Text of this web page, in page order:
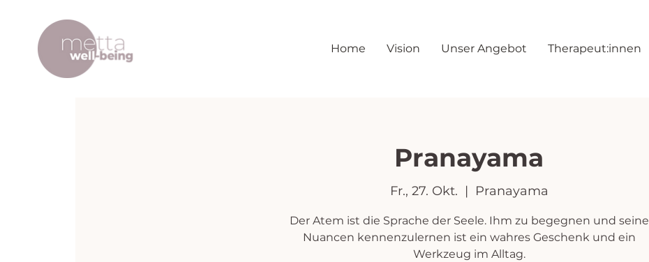
Home Vision Unser Angebot Therapeut:innen
Pranayama
Fr., 27. Okt.
  |
Pranayama
Der Atem ist die Sprache der Seele. Ihm zu begegnen und seine
Nuancen kennenzulernen ist ein wahres Geschenk und ein
Werkzeug im Alltag.